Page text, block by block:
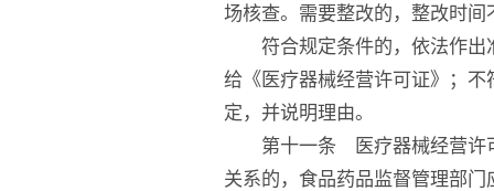
场核查。需要整改的，整改时间
符合规定条件的，依法作出
给《医疗器械经营许可证》；
定，并说明理由。
第十一条 医疗器械经营许可
关系的，食品药品监督管理部